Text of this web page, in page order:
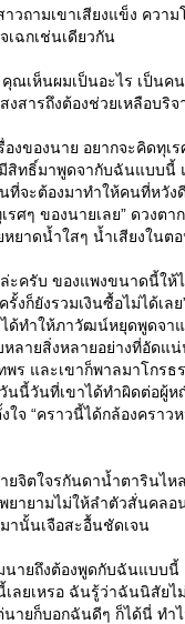
าวถามเขาเสียงแข็ง ความ
เฉกเช่นเดียวกัน
ณเห็นผมเป็นอะไร เป็นค
งสารถึงต้องช่วยเหลือบริ
องของนาย อยากจะคิดทุเ
สิทธิ์มาพูดจากับฉันแบบนี้
ที่จะต้องมาทำให้คนที่หวัง
รศๆ ของนายเลย” ดวงต
หยาดน้ำใสๆ น้ำเสียงในต
ล่ะครับ ของแพงขนาดนี้ให้
งก็ยังรวมเงินซื้อไม่ได้เล
ด้ทำให้ภาวัฒน์หยุดพูดจา
หลายสิ่งหลายอย่างที่อัดแ
พร และเขาก็พาลมาโกรธ
นนี้วันที่เขาได้ทำผิดต่อผู้
ใจ “คราวนี้ได้กล้องครา
ยจิตใจรกันดาน้ำตารินไห
ยายามไม่ให้ลำตัวสั่นคลอ
านั้นเจือสะอื้นชัดเจน
นายถึงต้องพูดกับฉันแบบ
ลยเหรอ ฉันรู้ว่าฉันนิสัยไ
นายก็บอกฉันดีๆ ก็ได้นี่ ทำ